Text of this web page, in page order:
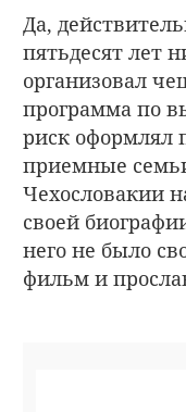
Да,
пятьдесят лет
организовал
программа по
риск оформлял
приемные
Чехословакии
своей
него не было
фильм и